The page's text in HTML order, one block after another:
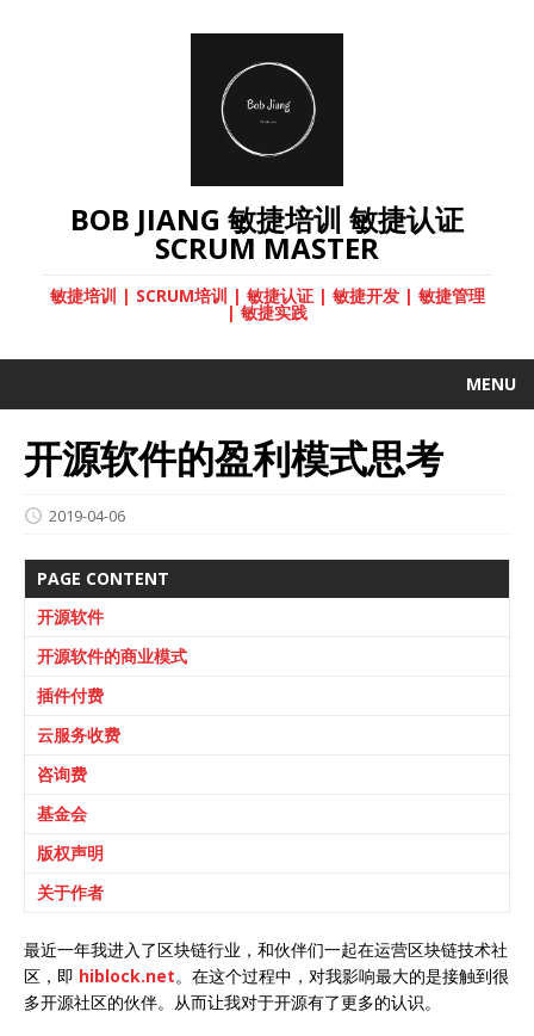
BOB JIANG 敏捷培训 敏捷认证
SCRUM MASTER
敏捷培训 | SCRUM培训 | 敏捷认证 | 敏捷开发 | 敏捷管理
| 敏捷实践
MENU
开源软件的盈利模式思考
2019-04-06
PAGE CONTENT
开源软件
开源软件的商业模式
插件付费
云服务收费
咨询费
基金会
版权声明
关于作者
最近一年我进入了区块链行业，和伙伴们一起在运营区块链技术社
区，即 hiblock.net。在这个过程中，对我影响最大的是接触到很
多开源社区的伙伴。从而让我对于开源有了更多的认识。